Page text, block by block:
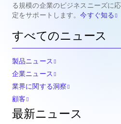
る規模の企業のビジネスニーズに
定をサポートします。今すぐ知る
すべてのニュース
製品ニュース
企業ニュース
業界に関する洞察
顧客
最新ニュース